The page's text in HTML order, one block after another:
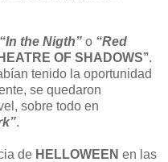
“In the Nigth” o “Red
OF SHADOWS’’.
tenido la oportunidad
se quedaron
sobre todo en
.
de HELLOWEEN en las